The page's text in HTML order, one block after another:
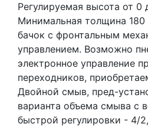
Регулируемая высота от
Минимальная толщина
бачок с фронтальным
управлением. Возможно
электронное управление
переходников,
Двойной смыв, пред-
варианта объема смыва с
быстрой регулировки - 4/